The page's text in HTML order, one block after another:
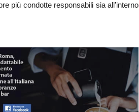
più condotte responsabili sia all’interno